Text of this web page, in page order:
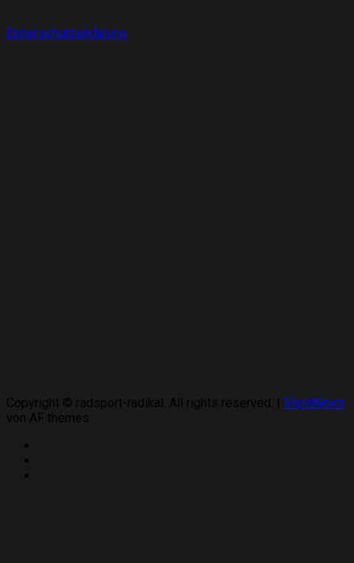
Datenschutzerklärung
Copyright © radsport-radikal. All rights reserved.
MoreNews
von AF themes.